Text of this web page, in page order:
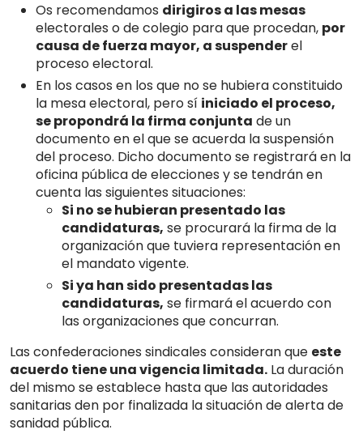
Os recomendamos dirigiros a las mesas
electorales o de colegio para que procedan, por
causa de fuerza mayor, a suspenderel
proceso electoral.
En los casos en los que no se hubiera constituido
la mesa electoral, pero sí iniciado el proceso,
se propondrá la firma conjunta de un
documento en el que se acuerda la suspensión
del proceso. Dicho documento se registrará en la
oficina pública de elecciones y se tendrán en
cuenta las siguientes situaciones:
Si no se hubieran presentado las
candidaturas, se procurará la firma de la
organización que tuviera representación en
el mandato vigente.
Si ya han sido presentadas las
candidaturas, se firmará el acuerdo con
las organizaciones que concurran.
Las confederaciones sindicales consideran que este
acuerdo tiene una vigencia limitada. La duración
del mismo se establece hasta que las autoridades
sanitarias den por finalizada la situación de alerta de
sanidad pública.